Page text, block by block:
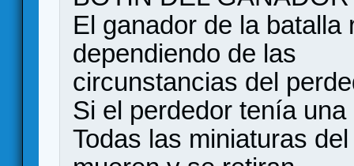
El ganador de la
dependiendo de las
circunstancias del
Si el perdedor tenía
Todas las miniaturas